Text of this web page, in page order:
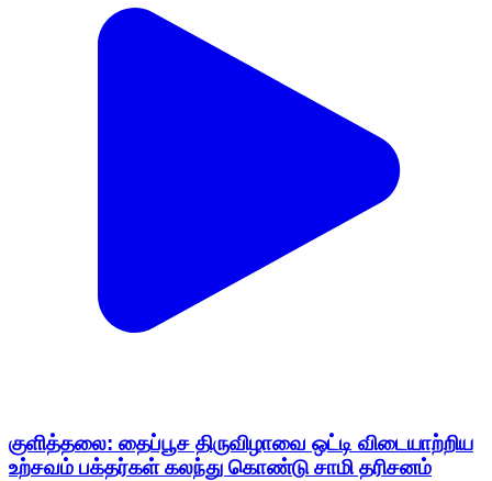
குளித்தலை: தைப்பூச திருவிழாவை ஒட்டி விடையாற்றிய
உற்சவம் பக்தர்கள் கலந்து கொண்டு சாமி தரிசனம்